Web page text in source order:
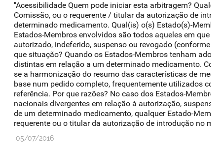
"Acessibilidade Quem pode iniciar esta arbitragem?
Comissão, ou o requerente / titular da autorização de
determinado medicamento. Qual(is) o(s) Estado(s)-
Estados-Membros envolvidos são todos aqueles em que o
autorizado, indeferido, suspenso ou revogado (conforme o
que situação? Quando os Estados-Membros tenham
distintas em relação a um determinado medicamento.
se a harmonização do resumo das características de
base num pedido completo, frequentemente utilizados
referência. Por que razões? No caso dos Estados-
nacionais divergentes em relação à autorização,
de um determinado medicamento, qualquer Estado-
requerente ou o titular da autorização de introdução no
05/07/2016